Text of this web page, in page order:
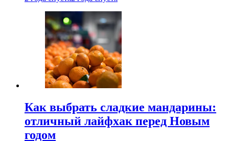
Как выбрать сладкие мандарины:
отличный лайфхак перед Новым
годом